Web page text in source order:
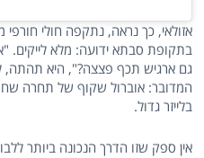
אזולאי, כך נראה, נתקפה חולי חורפי
בתקופת סבתא ידועה: מלא לייקים.
גם ארגיש תכף פצצה?", היא
המדובר: אוברול שקוף של תחרה
בלייזר גדול.
אין ספק שזו הדרך הנכונה ביותר